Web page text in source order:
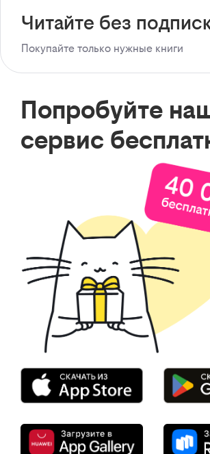
Читайте без
Покупайте только нужные книги
Попробуйте
сервис